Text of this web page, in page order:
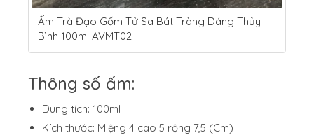
Ấm Trà Đạo Gốm Tử Sa Bát Tràng Dáng Thủy
Bình 100ml AVMT02
Thông số ấm:
Dung tích: 100ml
Kích thước: Miệng 4 cao 5 rộng 7,5 (Cm)